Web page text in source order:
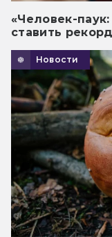
«Человек-
ставить
Новости